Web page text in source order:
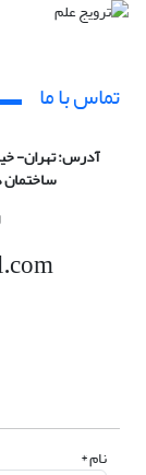
تماس با ما
آدرس: تهران-
ساختمان
نام *